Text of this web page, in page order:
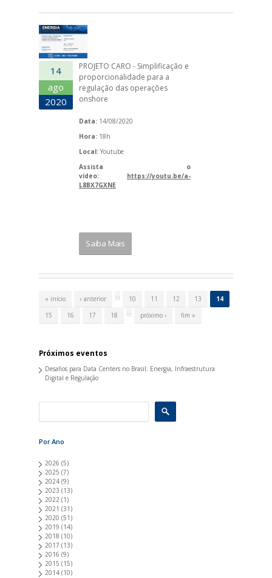
14
ago
2020
PROJETO CARO - Simplificação e
proporcionalidade para a
regulação das operações
onshore
Data: 14/08/2020
Hora: 18h
Local: Youtube
Assista o
vídeo: https://youtu.be/a-
L8BX7GXNE
Saiba Mais
n
« início ‹ anterior … 10 11 12 13
14
15
16 17 18 … próximo › fim »
Próximos eventos
Desafios para Data Centers no Brasil: Energia, Infraestrutura
Digital e Regulação
Por Ano
2026 (5)
2025 (7)
2024 (9)
2023 (13)
2022 (1)
2021 (31)
2020 (51)
2019 (14)
2018 (10)
2017 (13)
2016 (9)
2015 (15)
2014 (10)